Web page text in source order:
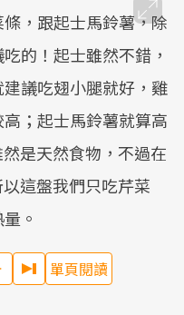
，跟起士馬鈴薯，除
的！起士雖然不錯，
議吃翅小腿就好，雞
；起士馬鈴薯就算高
是天然食物，不過在
這盤我們只吃芹菜
。
單頁閱讀